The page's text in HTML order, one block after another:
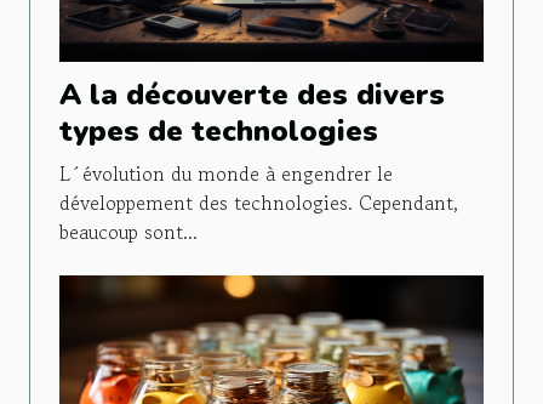
A la découverte des divers
types de technologies
L´évolution du monde à engendrer le
développement des technologies. Cependant,
beaucoup sont...